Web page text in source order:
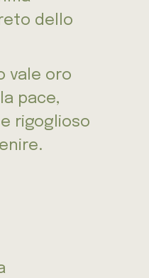
dello
vale oro
pace,
rigoglioso